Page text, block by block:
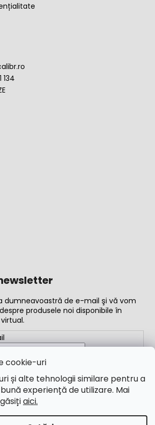
cookie-uri
și alte tehnologii similare pentru a
experiență de utilizare. Mai
aici.
dumneavoastră de e-mail şi vă vom
produsele noi disponibile în
de e-mail, acceptați